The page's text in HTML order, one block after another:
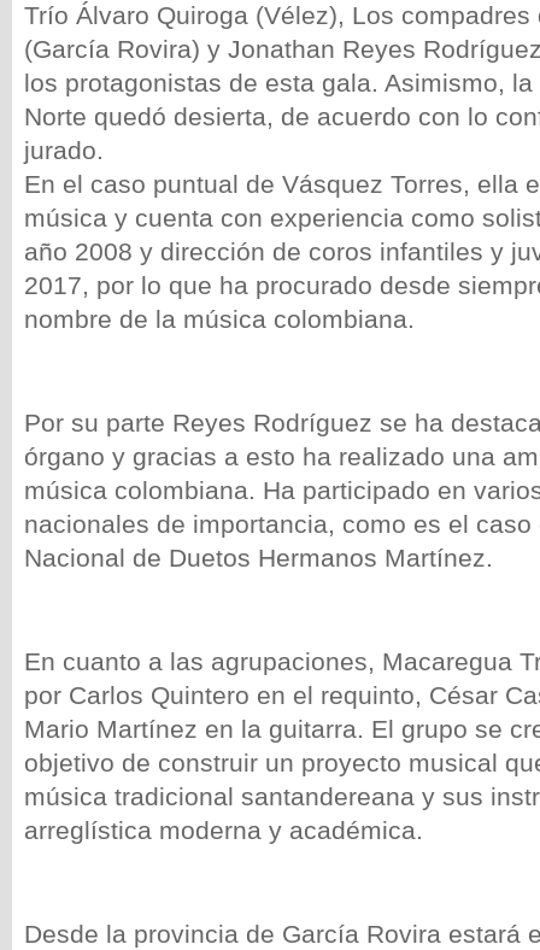
Trío Álvaro Quiroga (Vélez), Los compadres
(García Rovira) y Jonathan Reyes
los protagonistas de esta gala. Asimismo,
Norte quedó desierta, de acuerdo con lo
jurado.
En el caso puntual de Vásquez Torres, ella
música y cuenta con experiencia como
año 2008 y dirección de coros infantiles y
2017, por lo que ha procurado desde
nombre de la música colombiana.
Por su parte Reyes Rodríguez se ha
órgano y gracias a esto ha realizado una
música colombiana. Ha participado en
nacionales de importancia, como es el caso
Nacional de Duetos Hermanos Martínez.
En cuanto a las agrupaciones, Macaregua
por Carlos Quintero en el requinto, César
Mario Martínez en la guitarra. El grupo se
objetivo de construir un proyecto musical
música tradicional santandereana y sus
arreglística moderna y académica.
Desde la provincia de García Rovira estará